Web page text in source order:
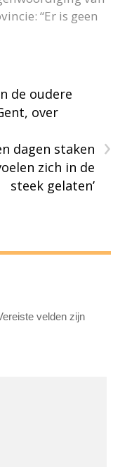
“Er is geen
de oudere
over
›
dagen staken
zich in de
steek gelaten’
velden zijn